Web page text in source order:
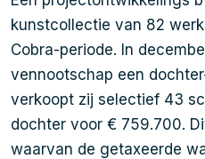
kunstcollectie van 82
Cobra-periode. In
vennootschap een
verkoopt zij selectief 43
dochter voor € 759.700.
waarvan de getaxeerde